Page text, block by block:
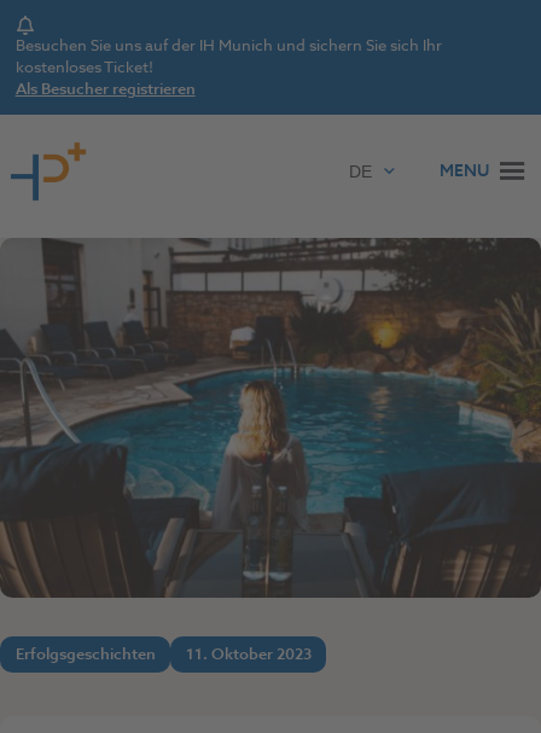
Notice
Besuchen Sie uns auf der IH Munich und sichern Sie sich Ihr
kostenloses Ticket!
Als Besucher registrieren
MENU
Erfolgsgeschichten 11. Oktober 2023